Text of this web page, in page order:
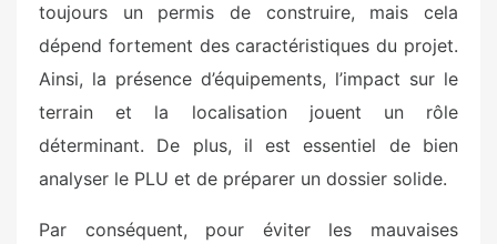
toujours un permis de construire, mais cela
dépend fortement des caractéristiques du projet.
Ainsi, la présence d’équipements, l’impact sur le
terrain et la localisation jouent un rôle
déterminant. De plus, il est essentiel de bien
analyser le PLU et de préparer un dossier solide.
Par conséquent, pour éviter les mauvaises